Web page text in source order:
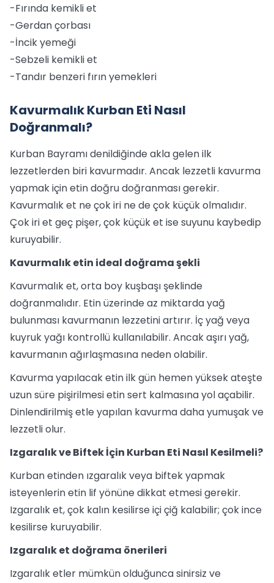
-Fırında kemikli et
-Gerdan çorbası
-İncik yemeği
-Sebzeli kemikli et
-Tandır benzeri fırın yemekleri
Kavurmalık Kurban Eti Nasıl
Doğranmalı?
Kurban Bayramı denildiğinde akla gelen ilk
lezzetlerden biri kavurmadır. Ancak lezzetli kavurma
yapmak için etin doğru doğranması gerekir.
Kavurmalık et ne çok iri ne de çok küçük olmalıdır.
Çok iri et geç pişer, çok küçük et ise suyunu kaybedip
kuruyabilir.
Kavurmalık etin ideal doğrama şekli
Kavurmalık et, orta boy kuşbaşı şeklinde
doğranmalıdır. Etin üzerinde az miktarda yağ
bulunması kavurmanın lezzetini artırır. İç yağ veya
kuyruk yağı kontrollü kullanılabilir. Ancak aşırı yağ,
kavurmanın ağırlaşmasına neden olabilir.
Kavurma yapılacak etin ilk gün hemen yüksek ateşte
uzun süre pişirilmesi etin sert kalmasına yol açabilir.
Dinlendirilmiş etle yapılan kavurma daha yumuşak ve
lezzetli olur.
Izgaralık ve Biftek İçin Kurban Eti Nasıl Kesilmeli?
Kurban etinden ızgaralık veya biftek yapmak
isteyenlerin etin lif yönüne dikkat etmesi gerekir.
Izgaralık et, çok kalın kesilirse içi çiğ kalabilir; çok ince
kesilirse kuruyabilir.
Izgaralık et doğrama önerileri
Izgaralık etler mümkün olduğunca sinirsiz ve